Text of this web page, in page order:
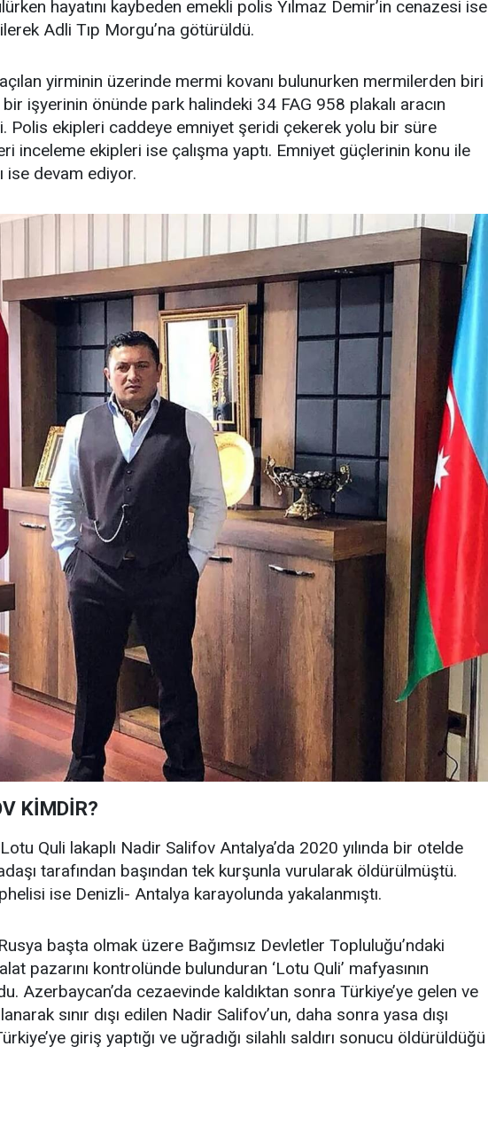
hayatını kaybeden emekli polis Yılmaz Demir’in cenazesi ise
Adli Tıp Morgu’na götürüldü.
yirminin üzerinde mermi kovanı bulunurken mermilerden biri
işyerinin önünde park halindeki 34 FAG 958 plakalı aracın
Polis ekipleri caddeye emniyet şeridi çekerek yolu bir süre
inceleme ekipleri ise çalışma yaptı. Emniyet güçlerinin konu ile
ise devam ediyor.
KİMDİR?
Quli lakaplı Nadir Salifov Antalya’da 2020 yılında bir otelde
tarafından başından tek kurşunla vurularak öldürülmüştü.
ise Denizli- Antalya karayolunda yakalanmıştı.
başta olmak üzere Bağımsız Devletler Topluluğu’ndaki
pazarını kontrolünde bulunduran ‘Lotu Quli’ mafyasının
Azerbaycan’da cezaevinde kaldıktan sonra Türkiye’ye gelen ve
sınır dışı edilen Nadir Salifov’un, daha sonra yasa dışı
giriş yaptığı ve uğradığı silahlı saldırı sonucu öldürüldüğü